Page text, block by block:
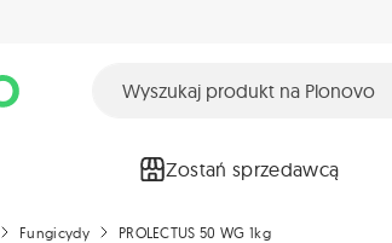
Zostań sprzedawcą
Fungicydy PROLECTUS 50 WG 1kg